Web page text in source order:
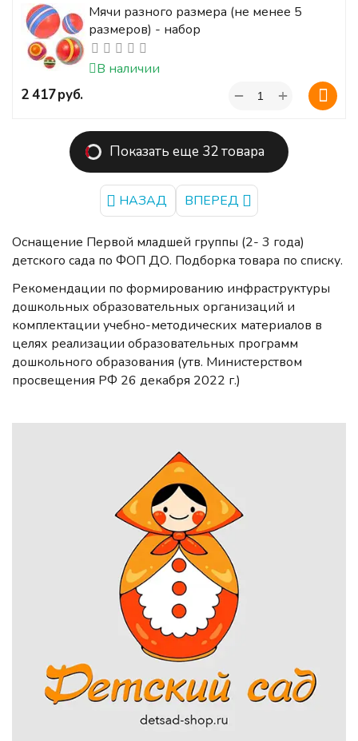
Оснащение Первой младшей группы (2- 3 года)
детского сада по ФОП ДО. Подборка товара по списку.
Рекомендации по формированию инфраструктуры
дошкольных образовательных организаций и
комплектации учебно-методических материалов в
целях реализации образовательных программ
дошкольного образования (утв. Министерством
просвещения РФ 26 декабря 2022 г.)
Мячи разного размера (не менее 5
размеров) - набор
В наличии
‍2 417‍руб. +
−
Показать еще 32 товара
НАЗАД ВПЕРЕД